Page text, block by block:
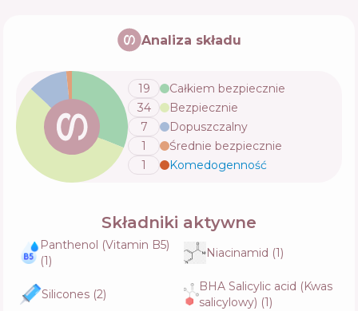
Cos De BAHA Hyaluronic Acid Cream
Aktywne
Round Lab Pine Calming Cica Cream Plus
Skład
Aktywne
Funkcje
medicube Deep Lifting Age Repair Cream
Aktywne
Funkcje
Analiza składu
19
Całkiem bezpiecznie
34
Bezpiecznie
7
Dopuszczalny
1
Średnie bezpiecznie
1
Komedogenność
Składniki aktywne
Panthenol (Vitamin B5)
(1)
Niacinamid (1)
Silicones (2)
BHA Salicylic acid (Kwas
salicylowy) (1)